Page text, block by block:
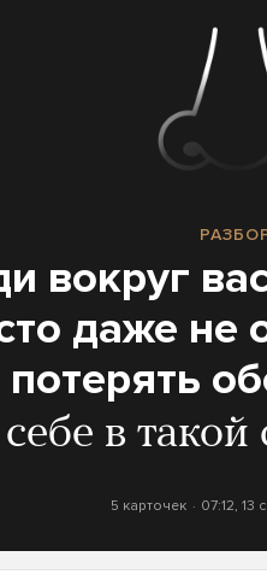
вокруг
даже не
себе в такой
5 карточек 07:12, 13